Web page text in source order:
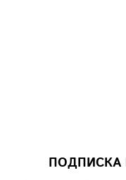
ПОДПИСКА